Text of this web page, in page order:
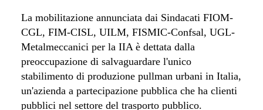
La mobilitazione annunciata dai Sindacati FIOM-
CGL, FIM-CISL, UILM, FISMIC-Confsal, UGL-
Metalmeccanici per la IIA è dettata dalla
preoccupazione di salvaguardare l'unico
stabilimento di produzione pullman urbani in Italia,
un'azienda a partecipazione pubblica che ha clienti
pubblici nel settore del trasporto pubblico.